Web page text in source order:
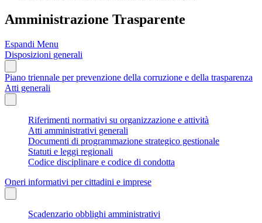
Amministrazione Trasparente
Espandi Menu
Disposizioni generali
Piano triennale per prevenzione della corruzione e della trasparenza
Atti generali
Riferimenti normativi su organizzazione e attività
Atti amministrativi generali
Documenti di programmazione strategico gestionale
Statuti e leggi regionali
Codice disciplinare e codice di condotta
Oneri informativi per cittadini e imprese
Scadenzario obblighi amministrativi